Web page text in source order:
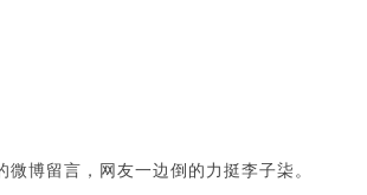
微博留言，网友一边倒的力挺李子柒。